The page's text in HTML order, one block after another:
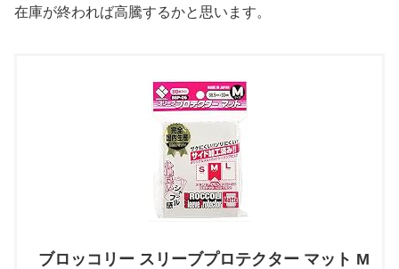
在庫が終われば高騰するかと思います。
ブロッコリー スリーブプロテクター マット M